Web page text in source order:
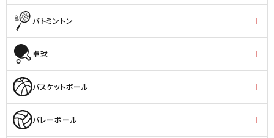
バトミントン
卓球
バスケットボール
バレーボール